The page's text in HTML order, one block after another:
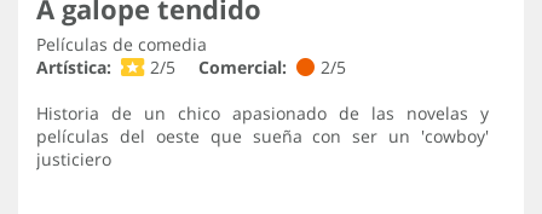
A galope tendido
Películas de comedia
Artística:
2/5 Comercial:
2/5
Historia de un chico apasionado de las novelas y
películas del oeste que sueña con ser un 'cowboy'
justiciero